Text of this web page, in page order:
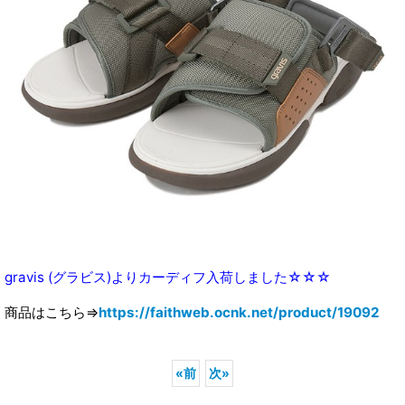
gravis (グラビス)よりカーディフ入荷しました☆☆☆
商品はこちら⇒https://faithweb.ocnk.net/product/19092
«前 次»